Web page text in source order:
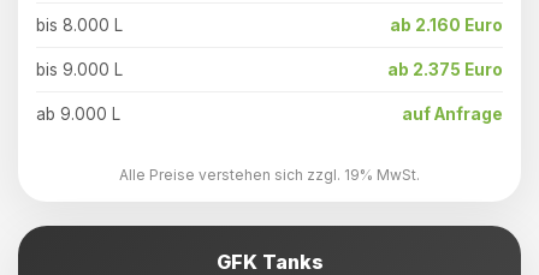
bis 8.000 L ab 2.160 Euro
bis 9.000 L ab 2.375 Euro
ab 9.000 L auf Anfrage
Alle Preise verstehen sich zzgl. 19% MwSt.
GFK Tanks